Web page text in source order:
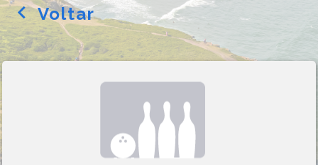
arrow_back_ios Voltar